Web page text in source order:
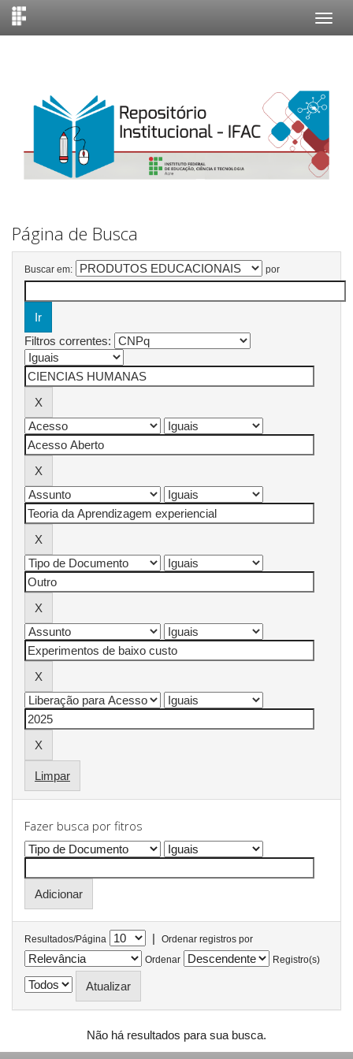
Página de Busca
Buscar em: por
Filtros correntes:
Limpar
Fazer busca por fitros
Resultados/Página |
Ordenar registros por
Ordenar
Registro(s)
Não há resultados para sua busca.